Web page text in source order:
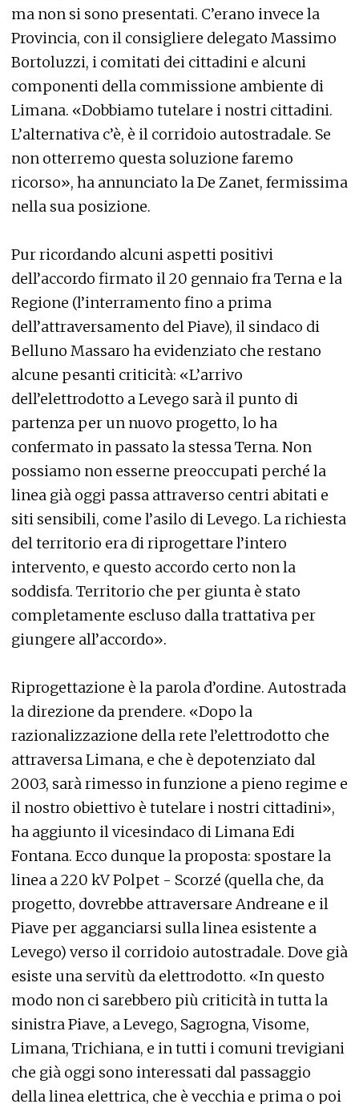
ma non si sono presentati. C’erano invece la
Provincia, con il consigliere delegato Massimo
Bortoluzzi, i comitati dei cittadini e alcuni
componenti della commissione ambiente di
Limana. «Dobbiamo tutelare i nostri cittadini.
L’alternativa c’è, è il corridoio autostradale. Se
non otterremo questa soluzione faremo
ricorso», ha annunciato la De Zanet, fermissima
nella sua posizione.
Pur ricordando alcuni aspetti positivi
dell’accordo firmato il 20 gennaio fra Terna e la
Regione (l’interramento fino a prima
dell’attraversamento del Piave), il sindaco di
Belluno Massaro ha evidenziato che restano
alcune pesanti criticità: «L’arrivo
dell’elettrodotto a Levego sarà il punto di
partenza per un nuovo progetto, lo ha
confermato in passato la stessa Terna. Non
possiamo non esserne preoccupati perché la
linea già oggi passa attraverso centri abitati e
siti sensibili, come l’asilo di Levego. La richiesta
del territorio era di riprogettare l’intero
intervento, e questo accordo certo non la
soddisfa. Territorio che per giunta è stato
completamente escluso dalla trattativa per
giungere all’accordo».
Riprogettazione è la parola d’ordine. Autostrada
la direzione da prendere. «Dopo la
razionalizzazione della rete l’elettrodotto che
attraversa Limana, e che è depotenziato dal
2003, sarà rimesso in funzione a pieno regime e
il nostro obiettivo è tutelare i nostri cittadini»,
ha aggiunto il vicesindaco di Limana Edi
Fontana. Ecco dunque la proposta: spostare la
linea a 220 kV Polpet - Scorzé (quella che, da
progetto, dovrebbe attraversare Andreane e il
Piave per agganciarsi sulla linea esistente a
Levego) verso il corridoio autostradale. Dove già
esiste una servitù da elettrodotto. «In questo
modo non ci sarebbero più criticità in tutta la
sinistra Piave, a Levego, Sagrogna, Visome,
Limana, Trichiana, e in tutti i comuni trevigiani
che già oggi sono interessati dal passaggio
della linea elettrica, che è vecchia e prima o poi